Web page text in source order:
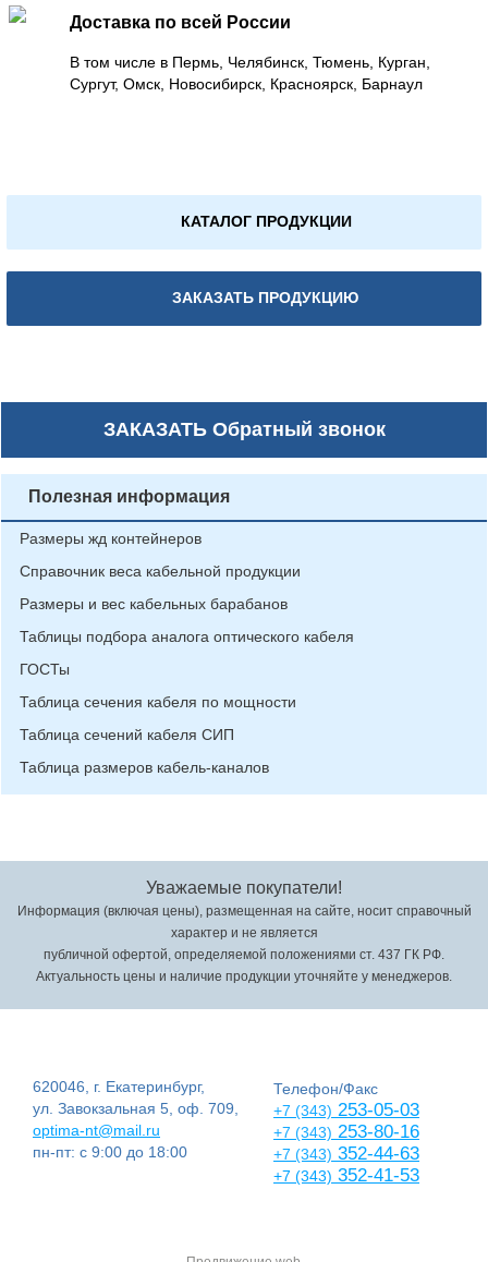
Доставка по всей России
В том числе в Пермь, Челябинск, Тюмень, Курган,
Сургут, Омск, Новосибирск, Красноярск, Барнаул
КАТАЛОГ ПРОДУКЦИИ
ЗАКАЗАТЬ ПРОДУКЦИЮ
ЗАКАЗАТЬОбратный звонок
Полезная информация
Размеры жд контейнеров
Справочник веса кабельной продукции
Размеры и вес кабельных барабанов
Таблицы подбора аналога оптического кабеля
ГОСТы
Таблица сечения кабеля по мощности
Таблица сечений кабеля СИП
Таблица размеров кабель-каналов
Уважаемые покупатели!
Информация (включая цены), размещенная на сайте, носит справочный
характер и не является
публичной офертой, определяемой положениями ст. 437 ГК РФ.
Актуальность цены и наличие продукции уточняйте у менеджеров.
620046, г. Екатеринбург,
ул. Завокзальная 5, оф. 709,
optima-nt@mail.ru
пн-пт: с 9:00 до 18:00
Телефон/Факс
+7 (343) 253-05-03
+7 (343) 253-80-16
+7 (343) 352-44-63
+7 (343) 352-41-53